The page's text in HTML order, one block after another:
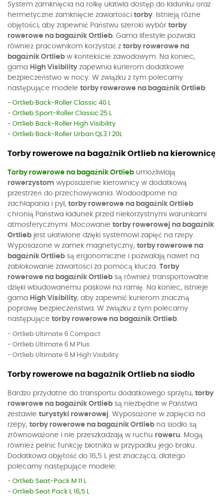
System zamknięcia na rolkę ułatwia dostęp do ładunku oraz
hermetyczne zamknięcie zawartości torby. Istnieją różne
objętości, aby zapewnić Państwu szeroki wybór torby
rowerowe na bagażnik Ortlieb. Gama lifestyle pozwala
również pracownikom korzystać z torby rowerowe na
bagażnik Ortlieb w kontekście zawodowym. Na koniec,
gama High Visibilityzapewnia kurierom dodatkowe
bezpieczeństwo w nocy. W związku z tym polecamy
następujące modele torby rowerowe na bagażnik Ortlieb:
- Ortlieb Back-Roller Classic 40 L
- Ortlieb Sport-Roller Classic 25 L
- Ortlieb Back-Roller High Visibility
- Ortlieb Back-Roller Urban QL3.1 20L
Torby rowerowe na bagażnik Ortlieb na kierownicę
Torby rowerowe na bagażnik Ortlieb umożliwiają
rowerzystom wyposażenie kierownicy w dodatkową
przestrzeń do przechowywania. Wodoodporne na
zachlapania i pył, torby rowerowe na bagażnik Ortlieb
chronią Państwa ładunek przed niekorzystnymi warunkami
atmosferycznymi. Mocowanie torby rowerowej na bagażnik
Ortlieb jest ułatwione dzięki systemowi zapięć na rzepy.
Wyposażone w zamek magnetyczny, torby rowerowe na
bagażnik Ortlieb są ergonomiczne i pozwalają nawet na
zablokowanie zawartości za pomocą klucza. Torby
rowerowe na bagażnik Ortlieb są również transportowalne
dzięki wbudowanemu paskowi na ramię. Na koniec, istnieje
gama High Visibility, aby zapewnić kurierom znaczną
poprawę bezpieczeństwa. W związku z tym polecamy
następujące torby rowerowe na bagażnik Ortlieb:
- Ortlieb Ultimate 6 Compact
- Ortlieb Ultimate 6 M Plus
- Ortlieb Ultimate 6 M High Visibility
Torby rowerowe na bagażnik Ortlieb na siodło
Bardzo przydatne do transportu dodatkowego sprzętu, torby
rowerowe na bagażnik Ortlieb są niezbędne w Państwa
zestawie turystyki rowerowej . Wyposażone w zapięcia na
rzepy, torby rowerowe na bagażnik Ortlieb na siodło są
zrównoważone i nie przeszkadzają w ruchu roweru . Mogą
również pełnić funkcję błotnika w przypadku jego braku.
Dodatkowa objętość do 16,5 L jest znacząca, dlatego
polecamy następujące modele:
- Ortlieb Seat-Pack M 11 L
- Ortlieb Seat Pack L 16,5 L